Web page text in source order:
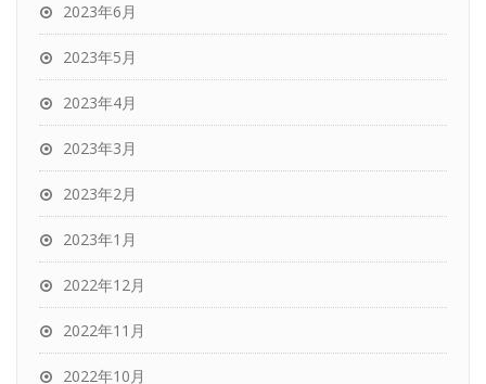
2023年6月
2023年5月
2023年4月
2023年3月
2023年2月
2023年1月
2022年12月
2022年11月
2022年10月